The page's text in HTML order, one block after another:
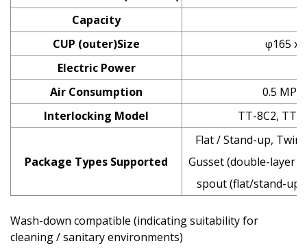
Capacity
CUP (outer)Size
φ165 x
Electric Power
Air Consumption
0.5
Interlocking Model
TT-8C2, TT-
Package Types Supported
Flat / Stand-up, Twin
Gusset (double-layer
spout (flat/stand-
Wash-down compatible (indicating suitability for
cleaning / sanitary environments)